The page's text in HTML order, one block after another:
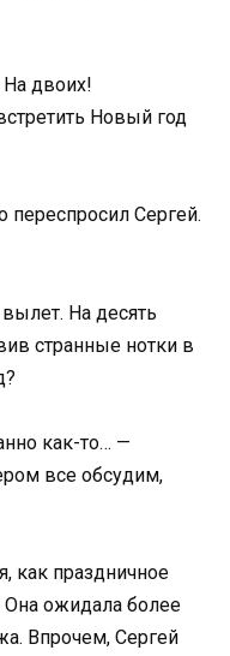
двоих!
Новый год
Сергей.
На десять
странные нотки в
как-то… —
все обсудим,
как праздничное
Она ожидала более
Впрочем, Сергей